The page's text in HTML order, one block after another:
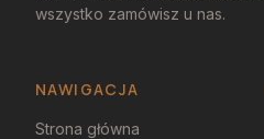
wszystko zamówisz u nas.
NAWIGACJA
Strona główna